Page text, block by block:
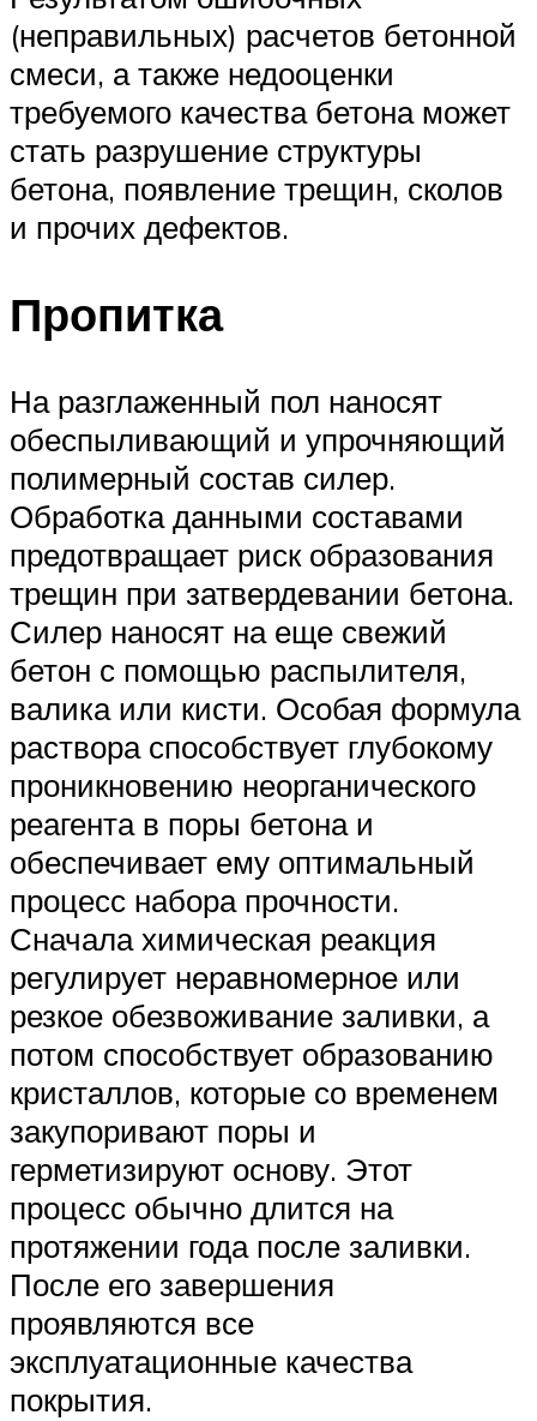
(неправильных) расчетов бетонной
смеси, а также недооценки
требуемого качества бетона может
стать разрушение структуры
бетона, появление трещин, сколов
и прочих дефектов.
Пропитка
На разглаженный пол наносят
обеспыливающий и упрочняющий
полимерный состав силер.
Обработка данными составами
предотвращает риск образования
трещин при затвердевании бетона.
Силер наносят на еще свежий
бетон с помощью распылителя,
валика или кисти. Особая формула
раствора способствует глубокому
проникновению неорганического
реагента в поры бетона и
обеспечивает ему оптимальный
процесс набора прочности.
Сначала химическая реакция
регулирует неравномерное или
резкое обезвоживание заливки, а
потом способствует образованию
кристаллов, которые со временем
закупоривают поры и
герметизируют основу. Этот
процесс обычно длится на
протяжении года после заливки.
После его завершения
проявляются все
эксплуатационные качества
покрытия.